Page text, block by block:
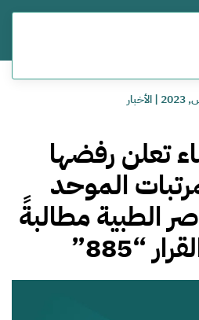
|الأخبار
تعلن رفضها
الموحد
الطبية مطالبةً
“885”